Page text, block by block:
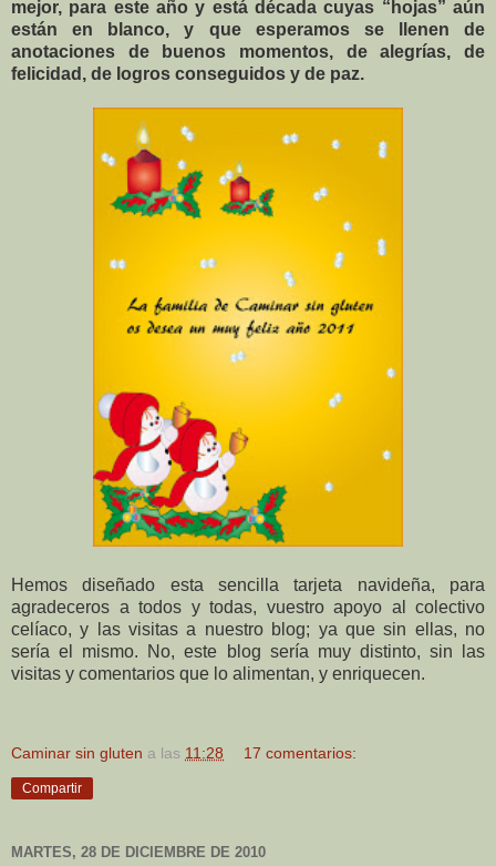
mejor, para este año y está década cuyas “hojas” aún
están en blanco, y que esperamos se llenen de
anotaciones de buenos momentos, de alegrías, de
felicidad, de logros conseguidos y de paz.
Hemos diseñado esta sencilla tarjeta navideña, para
agradeceros a todos y todas, vuestro apoyo al colectivo
celíaco, y las visitas a nuestro blog; ya que sin ellas, no
sería el mismo. No, este blog sería muy distinto, sin las
visitas y comentarios que lo alimentan, y enriquecen.
Caminar sin gluten a las 11:28 17 comentarios:
Compartir
MARTES, 28 DE DICIEMBRE DE 2010